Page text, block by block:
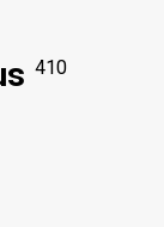
410